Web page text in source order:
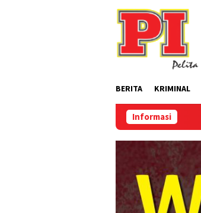
BERITA KRIMINAL
Informasi